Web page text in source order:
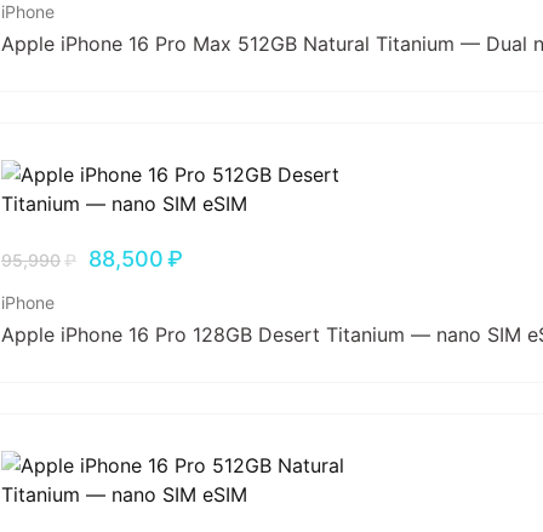
iPhone
Apple iPhone 16 Pro Max 512GB Natural Titanium — Dual
95,990₽ 88,500₽
iPhone
Apple iPhone 16 Pro 128GB Desert Titanium — nano SIM